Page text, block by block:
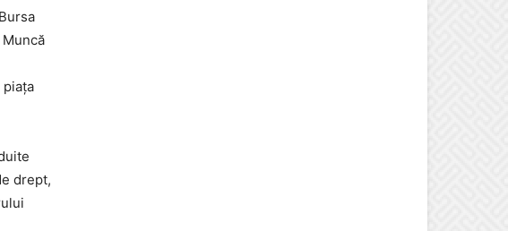
drept,